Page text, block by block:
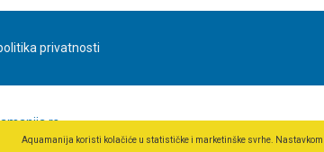
privatnosti
Aquamanija koristi kolačiće u statističke i marketinške svrhe.